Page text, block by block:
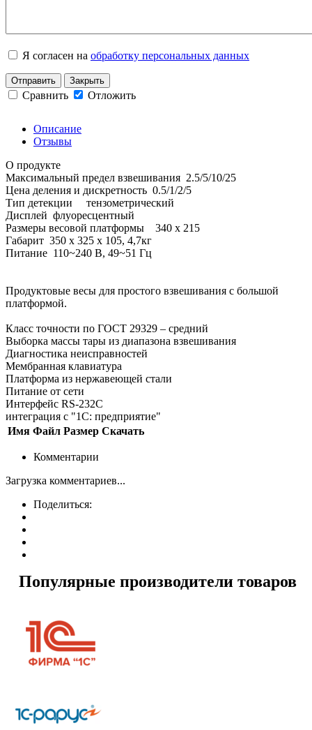
Я согласен на обработку персональных данных
Отправить Закрыть
Сравнить Отложить
Описание
Отзывы
О продукте
Максимальный предел взвешивания 2.5/5/10/25
Цена деления и дискретность 0.5/1/2/5
Тип детекции тензометрический
Дисплей флуоресцентный
Размеры весовой платформы 340 x 215
Габарит 350 x 325 x 105, 4,7кг
Питание 110~240 В, 49~51 Гц
Продуктовые весы для простого взвешивания с большой
платформой.
Класс точности по ГОСТ 29329 – средний
Выборка массы тары из диапазона взвешивания
Диагностика неисправностей
Мембранная клавиатура
Платформа из нержавеющей стали
Питание от сети
Интерфейс RS-232С
интеграция с "1С: предприятие"
Имя Файл Размер Скачать
Комментарии
Загрузка комментариев...
Поделиться:
Популярные производители товаров